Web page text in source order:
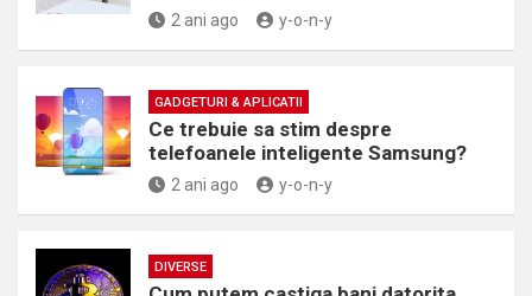
2 ani ago y-o-n-y
GADGETURI & APLICATII
Ce trebuie sa stim despre
telefoanele inteligente Samsung?
2 ani ago y-o-n-y
DIVERSE